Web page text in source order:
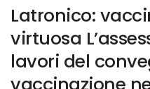
Latronico:
virtuosa
lavori del